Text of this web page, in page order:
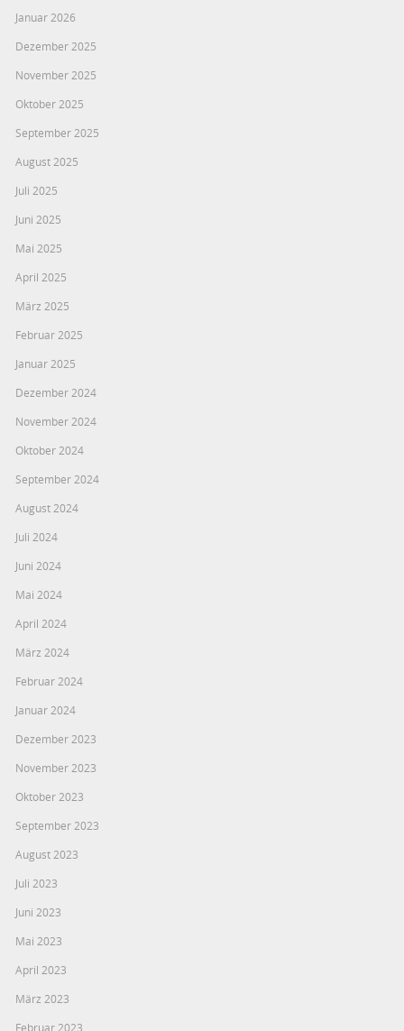
Januar 2026
Dezember 2025
November 2025
Oktober 2025
September 2025
August 2025
Juli 2025
Juni 2025
Mai 2025
April 2025
März 2025
Februar 2025
Januar 2025
Dezember 2024
November 2024
Oktober 2024
September 2024
August 2024
Juli 2024
Juni 2024
Mai 2024
April 2024
März 2024
Februar 2024
Januar 2024
Dezember 2023
November 2023
Oktober 2023
September 2023
August 2023
Juli 2023
Juni 2023
Mai 2023
April 2023
März 2023
Februar 2023